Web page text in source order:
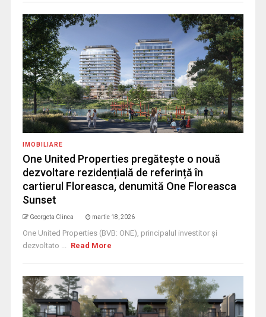
IMOBILIARE
One United Properties pregătește o nouă
dezvoltare rezidențială de referință în
cartierul Floreasca, denumită One Floreasca
Sunset
Georgeta Clinca martie 18, 2026
One United Properties (BVB: ONE), principalul investitor și
dezvoltato ... Read More